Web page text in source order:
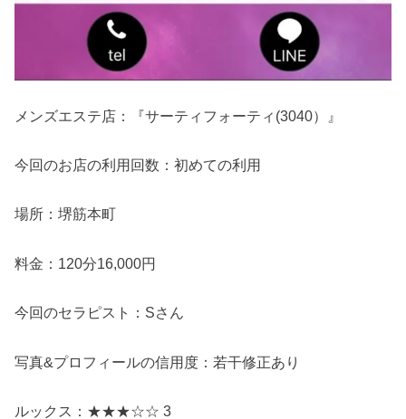
メンズエステ店：『サーティフォーティ(3040）』
今回のお店の利用回数：初めての利用
場所：堺筋本町
料金：120分16,000円
今回のセラピスト：Sさん
写真&プロフィールの信用度：若干修正あり
ルックス：★★★☆☆ 3